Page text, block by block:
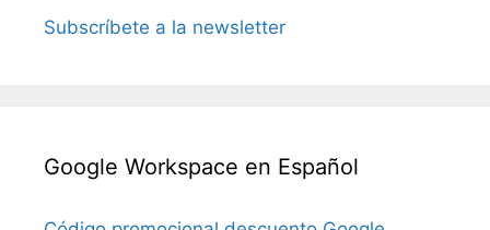
Subscríbete a la newsletter
Google Workspace en Español